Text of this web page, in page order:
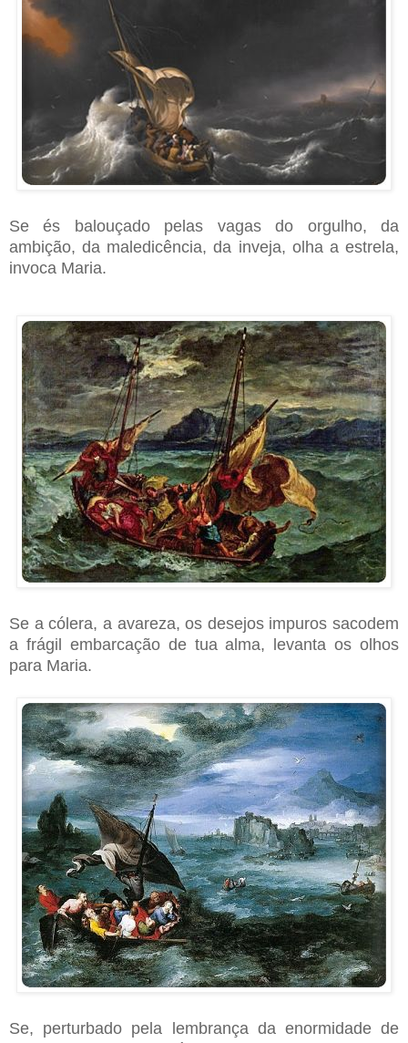
Se és balouçado pelas vagas do orgulho, da
ambição, da maledicência, da inveja, olha a estrela,
invoca Maria.
Se a cólera, a avareza, os desejos impuros sacodem
a frágil embarcação de tua alma, levanta os olhos
para Maria.
Se, perturbado pela lembrança da enormidade de